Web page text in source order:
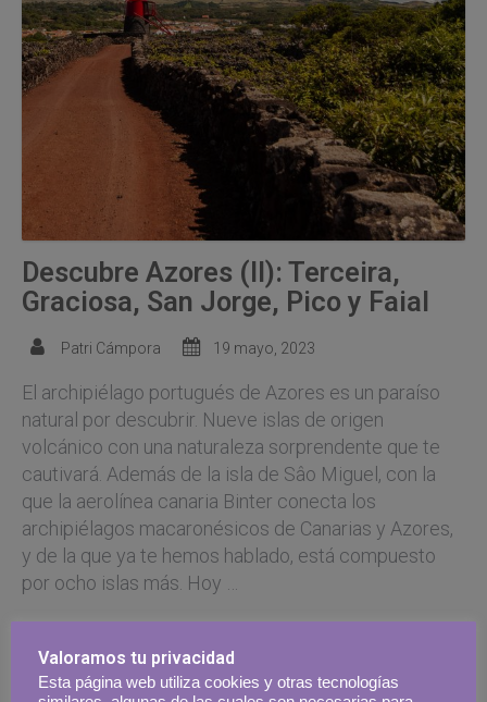
Descubre Azores (II): Terceira,
Graciosa, San Jorge, Pico y Faial
Patri Cámpora 19 mayo, 2023
El archipiélago portugués de Azores es un paraíso
natural por descubrir. Nueve islas de origen
volcánico con una naturaleza sorprendente que te
cautivará. Además de la isla de Sâo Miguel, con la
que la aerolínea canaria Binter conecta los
archipiélagos macaronésicos de Canarias y Azores,
y de la que ya te hemos hablado, está compuesto
por ocho islas más. Hoy …
Continúa leyendo
Valoramos tu privacidad
Esta página web utiliza cookies y otras tecnologías